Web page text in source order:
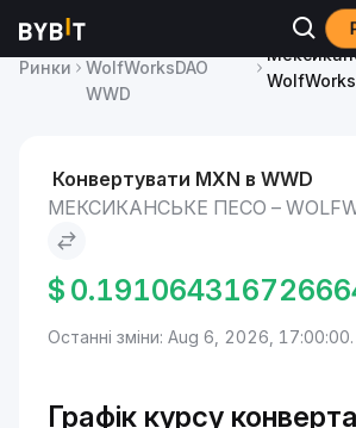
Ринки
WolfWorksDAO
WWD
Конвертувати MXN в WWD
МЕКСИКАНСЬКЕ ПЕСО –
$
Останні зміни: Aug 6, 2026, 17:00:00.
Графік курсу